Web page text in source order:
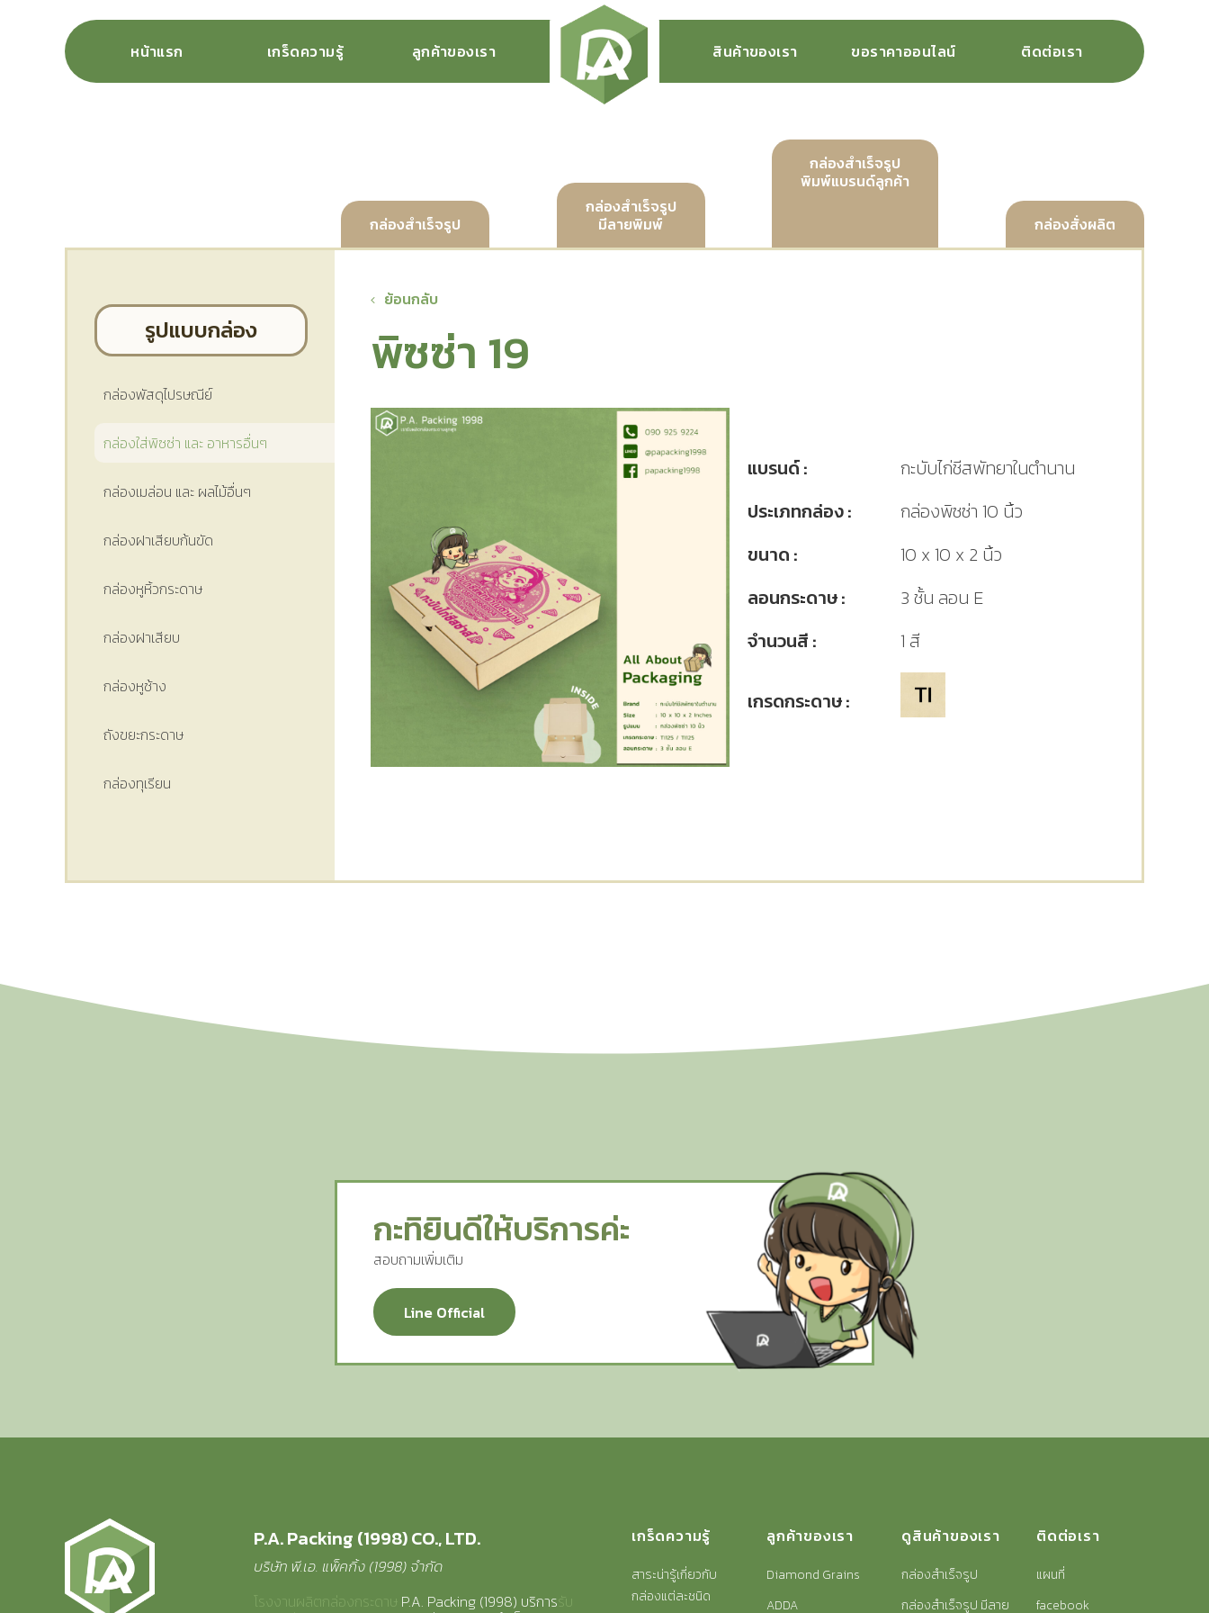
หน้าแรก เกร็ดความรู้ ลูกค้าของเรา สินค้าของเรา ขอราคาออนไลน์ ติดต่อเรา
กล่องสำเร็จรูป
กล่องสำเร็จรูป
มีลายพิมพ์
กล่องสำเร็จรูป
พิมพ์แบรนด์ลูกค้า
กล่องสั่งผลิต
รูปแบบกล่อง
กล่องพัสดุไปรษณีย์
กล่องใส่พิซซ่า และ อาหารอื่นๆ
กล่องเมล่อน และ ผลไม้อื่นๆ
กล่องฝาเสียบก้นขัด
กล่องหูหิ้วกระดาษ
กล่องฝาเสียบ
กล่องหูช้าง
ถังขยะกระดาษ
กล่องทุเรียน
ย้อนกลับ
พิซซ่า 19
แบรนด์ :
กะบับไก่ชีสพัทยาในตำนาน
ประเภทกล่อง :
กล่องพิซซ่า 10 นิ้ว
ขนาด :
10 x 10 x 2 นิ้ว
ลอนกระดาษ :
3 ชั้น ลอน E
จำนวนสี :
1 สี
เกรดกระดาษ :
กะทิยินดีให้บริการค่ะ
สอบถามเพิ่มเติม
Line Official
P.A. Packing (1998) CO., LTD.
บริษัท พี.เอ. แพ็คกิ้ง (1998) จำกัด
โรงงานผลิตกล่องกระดาษ P.A. Packing (1998) บริการรับ
เกร็ดความรู้
สาระน่ารู้เกี่ยวกับ
กล่องแต่ละชนิด
ลูกค้าของเรา
Diamond Grains
ADDA
ดูสินค้าของเรา
กล่องสำเร็จรูป
กล่องสำเร็จรูป มีลาย
ติดต่อเรา
แผนที่
facebook